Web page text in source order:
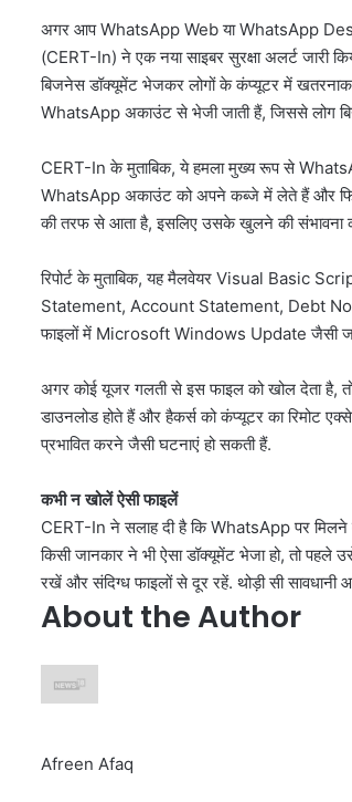
अगर आप WhatsApp Web या WhatsApp
(CERT-In) ने एक नया साइबर सुरक्षा अलर्ट जारी
बिजनेस डॉक्यूमेंट भेजकर लोगों के कंप्यूटर में
WhatsApp अकाउंट से भेजी जाती हैं, जिससे लोग
CERT-In के मुताबिक, ये हमला मुख्य रूप से
WhatsApp अकाउंट को अपने कब्जे में लेते हैं और
की तरफ से आता है, इसलिए उसके खुलने की संभावना
रिपोर्ट के मुताबिक, यह मैलवेयर Visual Basic
Statement, Account Statement, Debt
फाइलों में Microsoft Windows Update जैसी
अगर कोई यूजर गलती से इस फाइल को खोल देता है,
डाउनलोड होते हैं और हैकर्स को कंप्यूटर का रिमोट
प्रभावित करने जैसी घटनाएं हो सकती हैं.
कभी न खोलें ऐसी फाइलें
CERT-In ने सलाह दी है कि WhatsApp पर मिलने
किसी जानकार ने भी ऐसा डॉक्यूमेंट भेजा हो, तो
रखें और संदिग्ध फाइलों से दूर रहें. थोड़ी सी
About the Author
Afreen Afaq